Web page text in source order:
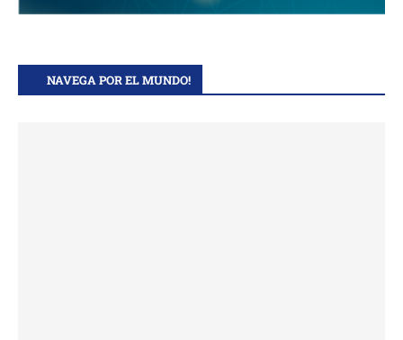
NAVEGA POR EL MUNDO!